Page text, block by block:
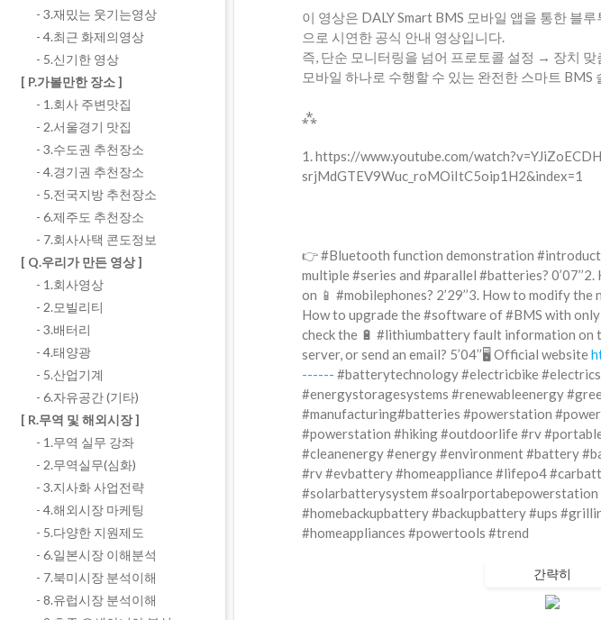
이 영상은 DALY Smart BMS 모바일 앱을 통한 블
으로 시연한 공식 안내 영상입니다.
즉, 단순 모니터링을 넘어 프로토콜 설정 → 장치
모바일 하나로 수행할 수 있는 완전한 스마트 BMS
⁂
1. https://www.youtube.com/
srjMdGTEV9Wuc_roMOiItC5oip1H2&index=1
👉 #Bluetooth function demonstration
multiple #series and #parallel #batteries?
on 📱 #mobilephones? 2’29’’3. How to modify the
How to upgrade the #software of #BMS with only
check the 🔋 #lithiumbattery fault information on
server, or send an email? 5’04’’🖥 Official website
------ #batterytechnology #electricbike
#energystoragesystems #renewableenergy
#manufacturing#batteries #powerstation
#powerstation #hiking #outdoorlife #rv
#cleanenergy #energy #environment #battery
#rv #evbattery #homeappliance #lifepo4
#solarbatterysystem
#homebackupbattery #backupbattery #ups
#homeappliances #powertools #trend
간략히
- 3.재밌는 웃기는영상
- 4.최근 화제의영상
- 5.신기한 영상
[ P.가볼만한 장소 ]
- 1.회사 주변맛집
- 2.서울경기 맛집
- 3.수도권 추천장소
- 4.경기권 추천장소
- 5.전국지방 추천장소
- 6.제주도 추천장소
- 7.회사사택 콘도정보
[ Q.우리가 만든 영상 ]
- 1.회사영상
- 2.모빌리티
- 3.배터리
- 4.태양광
- 5.산업기계
- 6.자유공간 (기타)
[ R.무역 및 해외시장 ]
- 1.무역 실무 강좌
- 2.무역실무(심화)
- 3.지사화 사업전략
- 4.해외시장 마케팅
- 5.다양한 지원제도
- 6.일본시장 이해분석
- 7.북미시장 분석이해
- 8.유럽시장 분석이해